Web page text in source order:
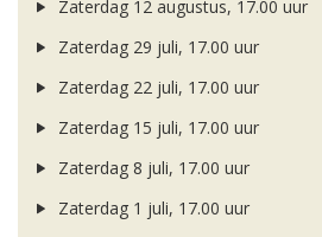
Zaterdag 12 augustus, 17.00 uur
Zaterdag 29 juli, 17.00 uur
Zaterdag 22 juli, 17.00 uur
Zaterdag 15 juli, 17.00 uur
Zaterdag 8 juli, 17.00 uur
Zaterdag 1 juli, 17.00 uur